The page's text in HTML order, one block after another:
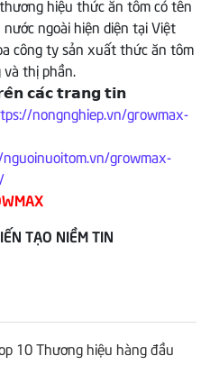
hiệu thức ăn tôm có tên
ngoài hiện diện tại Việt
công ty sản xuất thức ăn tôm
thị phần.
𝗰𝗮́𝗰 𝘁𝗿𝗮𝗻𝗴 𝘁𝗶𝗻
nongnghiep.vn/growmax-
growmax-
TẠO NIỀM TIN
10 Thương hiệu hàng đầu